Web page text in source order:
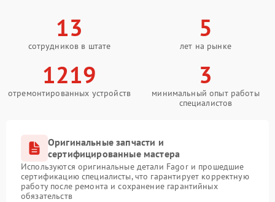
13
сотрудников в штате
5
лет на рынке
1219
отремонтированных устройств
3
минимальный опыт работы
специалистов
Оригинальные запчасти и
сертифицированные мастера
Используются оригинальные детали Fagor и прошедшие
сертификацию специалисты, что гарантирует корректную
работу после ремонта и сохранение гарантийных
обязательств